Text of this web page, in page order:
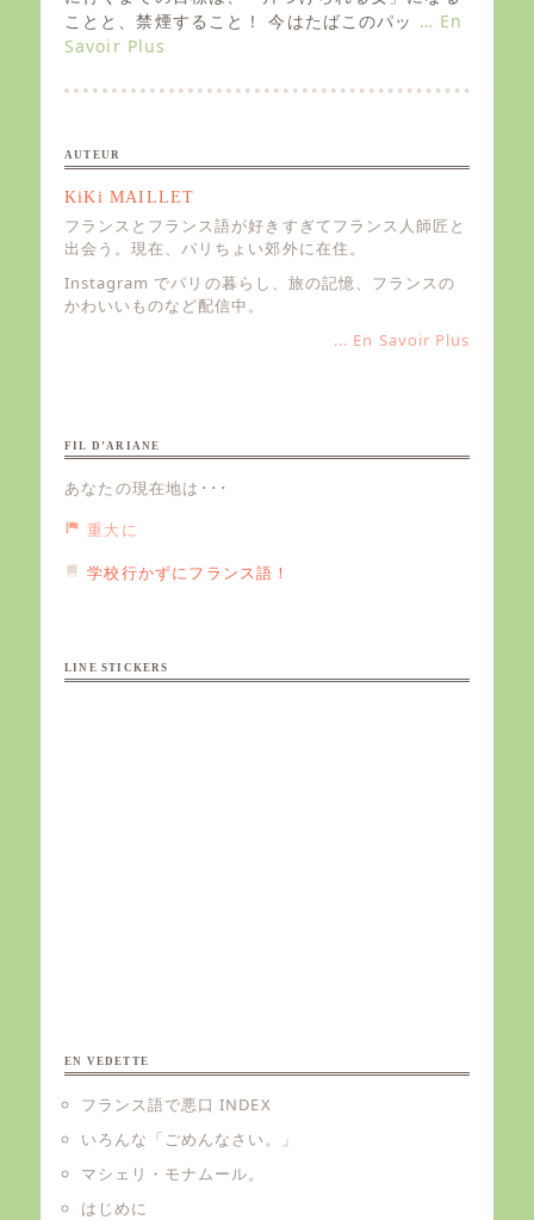
n
ことと、禁煙すること！ 今はたばこのパッ … En
Savoir Plus
AUTEUR
KiKi MAILLET
フランスとフランス語が好きすぎてフランス人師匠と
出会う。現在、パリちょい郊外に在住。
Instagram でパリの暮らし、旅の記憶、フランスの
かわいいものなど配信中。
... En Savoir Plus
FIL D’ARIANE
あなたの現在地は･･･
重大に
学校行かずにフランス語！
LINE STICKERS
EN VEDETTE
フランス語で悪口 INDEX
いろんな「ごめんなさい。」
マシェリ・モナムール。
はじめに